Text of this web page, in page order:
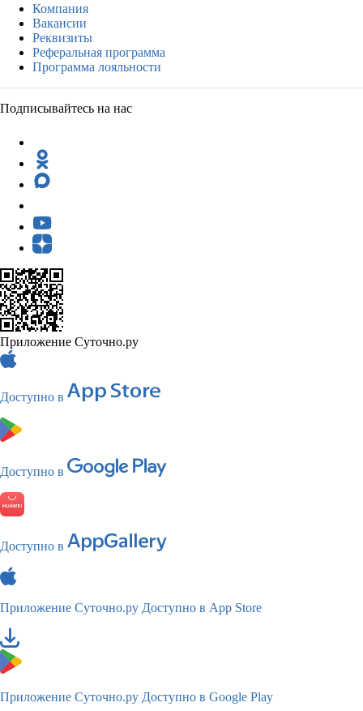
Компания
Вакансии
Реквизиты
Реферальная программа
Программа лояльности
Подписывайтесь на нас
Приложение Суточно.ру
Доступно в
Доступно в
Доступно в
Приложение Суточно.ру Доступно в App Store
Приложение Суточно.ру Доступно в Google Play